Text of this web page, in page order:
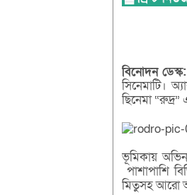
বিনোদন ডেস্ক:
সিনেমাটি।
ছিনেমা
ভূমিকায়
পাশাপাশি
মিতুসহ আরো